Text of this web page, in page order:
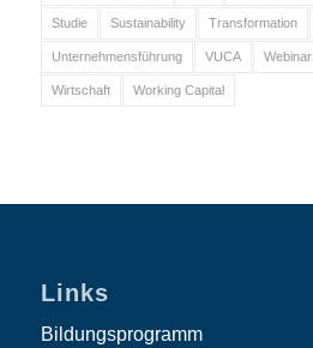
Studie Sustainability Transformation
Unternehmensführung VUCA Webinar
Wirtschaft Working Capital
Links
Bildungsprogramm